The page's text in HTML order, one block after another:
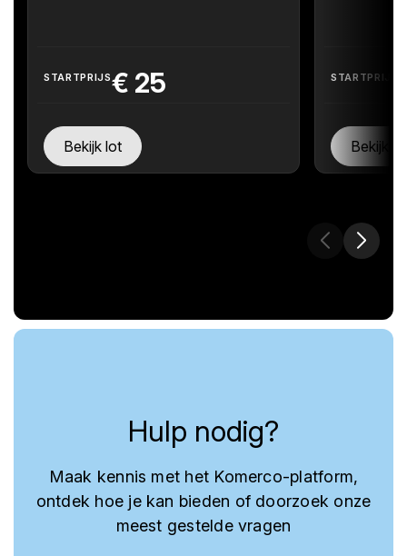
STARTPRIJS€ 25
Bekijk lot
STARTPRIJS
Bekijk
Hulp nodig?
Maak kennis met het Komerco-platform,
ontdek hoe je kan bieden of doorzoek onze
meest gestelde vragen